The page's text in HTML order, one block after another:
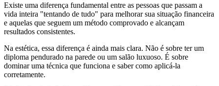
Existe uma diferença fundamental entre as pessoas que passam a
vida inteira "tentando de tudo" para melhorar sua situação financeira
e aquelas que seguem um método comprovado e alcançam
resultados consistentes.
Na estética, essa diferença é ainda mais clara. Não é sobre ter um
diploma pendurado na parede ou um salão luxuoso. É sobre
dominar uma técnica que funciona e saber como aplicá-la
corretamente.